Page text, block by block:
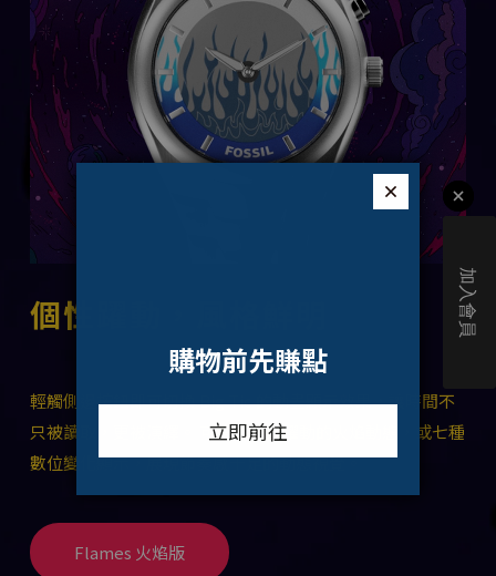
個性躍動，風格鮮明
輕觸側邊按鈕即可切換 Big Tic 的動畫顯示效果，讓時間不
只被讀取，更被演繹。 可選擇層層躍動的火焰動態，或七種
數位變化顯示，展現節奏感十足的動態視覺。
Flames 火焰版